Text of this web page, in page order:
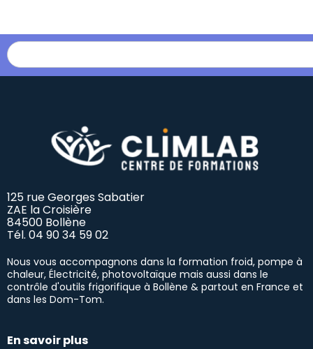
125 rue Georges Sabatier
ZAE la Croisière
84500 Bollène
Tél. 04 90 34 59 02
Nous vous accompagnons dans la formation froid, pompe à
chaleur, Électricité, photovoltaïque mais aussi dans le
contrôle d'outils frigorifique à Bollène & partout en France et
dans les Dom-Tom.
En savoir plus